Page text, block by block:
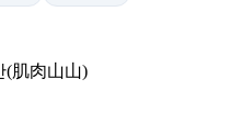
(肌肉山山)